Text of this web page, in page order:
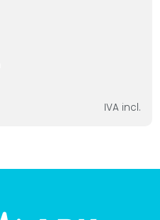
IVA incl.